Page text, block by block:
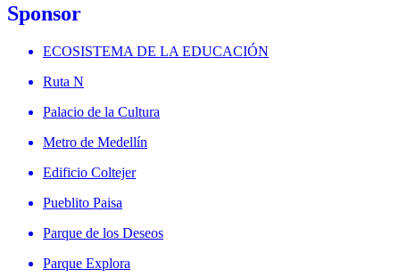
Sponsor
ECOSISTEMA DE LA EDUCACIÓN
Ruta N
Palacio de la Cultura
Metro de Medellín
Edificio Coltejer
Pueblito Paisa
Parque de los Deseos
Parque Explora